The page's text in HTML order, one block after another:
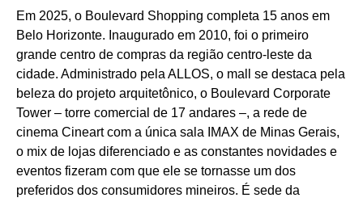
Em 2025, o Boulevard Shopping completa 15 anos em
Belo Horizonte. Inaugurado em 2010, foi o primeiro
grande centro de compras da região centro-leste da
cidade. Administrado pela ALLOS, o mall se destaca pela
beleza do projeto arquitetônico, o Boulevard Corporate
Tower – torre comercial de 17 andares –, a rede de
cinema Cineart com a única sala IMAX de Minas Gerais,
o mix de lojas diferenciado e as constantes novidades e
eventos fizeram com que ele se tornasse um dos
preferidos dos consumidores mineiros. É sede da